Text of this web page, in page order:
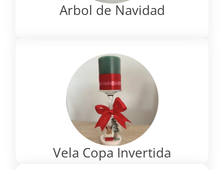
Arbol de Navidad
Vela Copa Invertida